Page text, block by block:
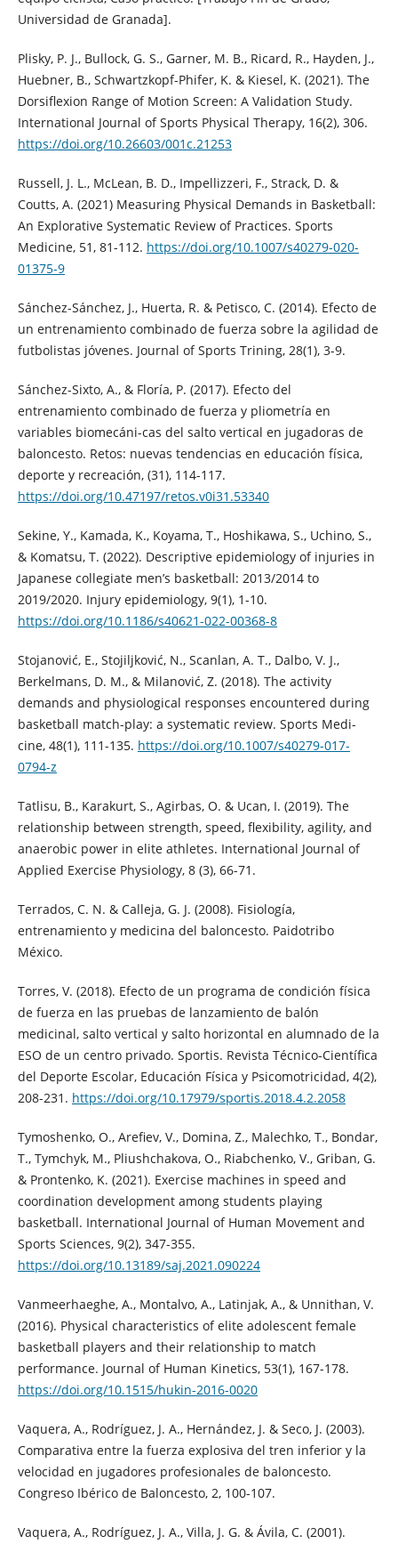
Universidad de Granada].
Plisky, P. J., Bullock, G. S., Garner, M. B., Ricard, R., Hayden, J.,
Huebner, B., Schwartzkopf-Phifer, K. & Kiesel, K. (2021). The
Dorsiflexion Range of Motion Screen: A Validation Study.
International Journal of Sports Physical Therapy, 16(2), 306.
https://doi.org/10.26603/001c.21253
Russell, J. L., McLean, B. D., Impellizzeri, F., Strack, D. &
Coutts, A. (2021) Measuring Physical Demands in Basketball:
An Explorative Systematic Review of Practices. Sports
Medicine, 51, 81-112. https://doi.org/10.1007/s40279-020-
01375-9
Sánchez-Sánchez, J., Huerta, R. & Petisco, C. (2014). Efecto de
un entrenamiento combinado de fuerza sobre la agilidad de
futbolistas jóvenes. Journal of Sports Trining, 28(1), 3-9.
Sánchez-Sixto, A., & Floría, P. (2017). Efecto del
entrenamiento combinado de fuerza y pliometría en
variables biomecáni-cas del salto vertical en jugadoras de
baloncesto. Retos: nuevas tendencias en educación física,
deporte y recreación, (31), 114-117.
https://doi.org/10.47197/retos.v0i31.53340
Sekine, Y., Kamada, K., Koyama, T., Hoshikawa, S., Uchino, S.,
& Komatsu, T. (2022). Descriptive epidemiology of injuries in
Japanese collegiate men’s basketball: 2013/2014 to
2019/2020. Injury epidemiology, 9(1), 1-10.
https://doi.org/10.1186/s40621-022-00368-8
Stojanović, E., Stojiljković, N., Scanlan, A. T., Dalbo, V. J.,
Berkelmans, D. M., & Milanović, Z. (2018). The activity
demands and physiological responses encountered during
basketball match-play: a systematic review. Sports Medi-
cine, 48(1), 111-135. https://doi.org/10.1007/s40279-017-
0794-z
Tatlisu, B., Karakurt, S., Agirbas, O. & Ucan, I. (2019). The
relationship between strength, speed, flexibility, agility, and
anaerobic power in elite athletes. International Journal of
Applied Exercise Physiology, 8 (3), 66-71.
Terrados, C. N. & Calleja, G. J. (2008). Fisiología,
entrenamiento y medicina del baloncesto. Paidotribo
México.
Torres, V. (2018). Efecto de un programa de condición física
de fuerza en las pruebas de lanzamiento de balón
medicinal, salto vertical y salto horizontal en alumnado de la
ESO de un centro privado. Sportis. Revista Técnico-Científica
del Deporte Escolar, Educación Física y Psicomotricidad, 4(2),
208-231. https://doi.org/10.17979/sportis.2018.4.2.2058
Tymoshenko, O., Arefiev, V., Domina, Z., Malechko, T., Bondar,
T., Tymchyk, M., Pliushchakova, O., Riabchenko, V., Griban, G.
& Prontenko, K. (2021). Exercise machines in speed and
coordination development among students playing
basketball. International Journal of Human Movement and
Sports Sciences, 9(2), 347-355.
https://doi.org/10.13189/saj.2021.090224
Vanmeerhaeghe, A., Montalvo, A., Latinjak, A., & Unnithan, V.
(2016). Physical characteristics of elite adolescent female
basketball players and their relationship to match
performance. Journal of Human Kinetics, 53(1), 167-178.
https://doi.org/10.1515/hukin-2016-0020
Vaquera, A., Rodríguez, J. A., Hernández, J. & Seco, J. (2003).
Comparativa entre la fuerza explosiva del tren inferior y la
velocidad en jugadores profesionales de baloncesto.
Congreso Ibérico de Baloncesto, 2, 100-107.
Vaquera, A., Rodríguez, J. A., Villa, J. G. & Ávila, C. (2001).